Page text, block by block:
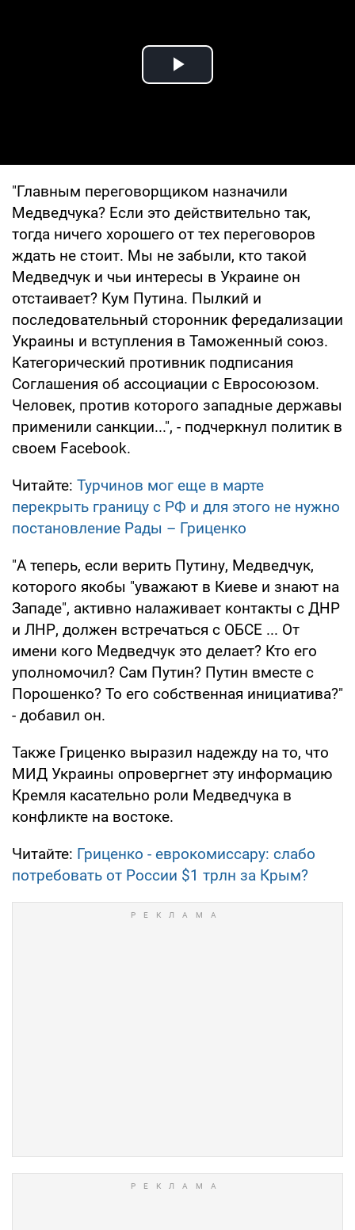
Play Video
"Главным переговорщиком назначили
Медведчука? Если это действительно так,
тогда ничего хорошего от тех переговоров
ждать не стоит. Мы не забыли, кто такой
Медведчук и чьи интересы в Украине он
отстаивает? Кум Путина. Пылкий и
последовательный сторонник фередализации
Украины и вступления в Таможенный союз.
Категорический противник подписания
Соглашения об ассоциации с Евросоюзом.
Человек, против которого западные державы
применили санкции...", - подчеркнул политик в
своем Facebook.
Читайте: Турчинов мог еще в марте
перекрыть границу с РФ и для этого не нужно
постановление Рады – Гриценко
"А теперь, если верить Путину, Медведчук,
которого якобы "уважают в Киеве и знают на
Западе", активно налаживает контакты с ДНР
и ЛНР, должен встречаться с ОБСЕ ... От
имени кого Медведчук это делает? Кто его
уполномочил? Сам Путин? Путин вместе с
Порошенко? То его собственная инициатива?"
- добавил он.
Также Гриценко выразил надежду на то, что
МИД Украины опровергнет эту информацию
Кремля касательно роли Медведчука в
конфликте на востоке.
Читайте: Гриценко - еврокомиссару: слабо
потребовать от России $1 трлн за Крым?